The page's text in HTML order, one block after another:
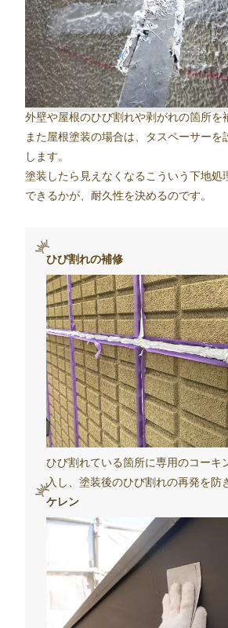
外壁や屋根のひび割れや剥がれの箇所を
また屋根塗装の場合は、タスペーサーを
します。
塗装したら見えなくなるこういう下地処
できるかが、耐久性を決めるのです。
ひび割れの補修
ひび割れている箇所に専用のコーキ
入し、塗装後のひび割れの再発を防
ケレン